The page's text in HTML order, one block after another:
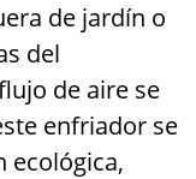
de jardín o
del
de aire se
enfriador se
ecológica,